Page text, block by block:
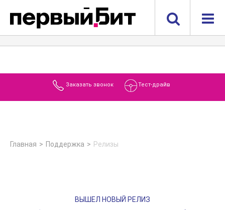
Заказать звонок Тест-драйв
Главная Поддержка Релизы
ВЫШЕЛ НОВЫЙ РЕЛИЗ